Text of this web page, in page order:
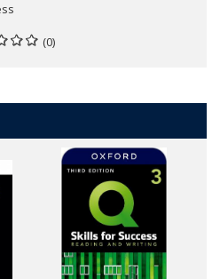
(0)